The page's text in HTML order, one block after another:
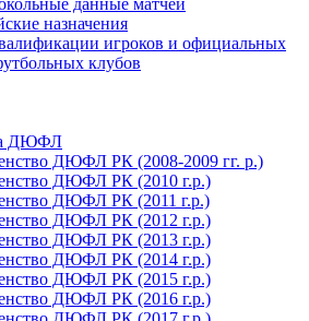
данные матчей
назначения
игроков и официальных
клубов
ДЮФЛ
ДЮФЛ РК (2008-2009 гг. р.)
ДЮФЛ РК (2010 г.р.)
ДЮФЛ РК (2011 г.р.)
ДЮФЛ РК (2012 г.р.)
ДЮФЛ РК (2013 г.р.)
ДЮФЛ РК (2014 г.р.)
ДЮФЛ РК (2015 г.р.)
ДЮФЛ РК (2016 г.р.)